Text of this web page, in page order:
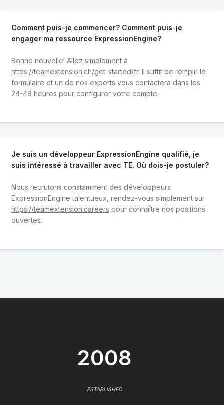
Comment puis-je commencer? Comment puis-je
engager ma ressource ExpressionEngine?
Bonne nouvelle! Allez simplement à
https://teamextension.ch/get-started/fr. Il suffit de remplir le
formulaire et un de nos experts vous contactera dans les
24-48 heures pour configurer votre compte.
Je suis un développeur ExpressionEngine qualifié, je
suis intéressé à travailler avec TE. Où dois-je postuler?
Nous recrutons constamment des développeurs
ExpressionEngine talentueux, rendez-vous simplement sur
https://teamextension.careers pour connaître nos positions
ouvertes.
2008
ESTABLISHED